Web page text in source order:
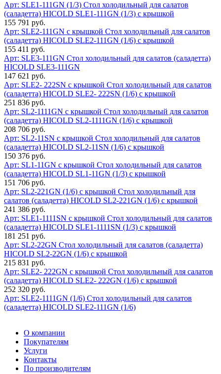
Арт: SLE1-111GN (1/3) Стол холодильный для салатов
(саладетта) HICOLD SLE1-111GN (1/3) с крышкой
155 791 руб.
Арт: SLE2-111GN с крышкой Стол холодильный для салатов
(саладетта) HICOLD SLE2-111GN (1/6) с крышкой
155 411 руб.
Арт: SLE3-111GN Стол холодильный для салатов (саладетта)
HICOLD SLE3-111GN
147 621 руб.
Арт: SLE2- 222SN с крышкой Стол холодильный для салатов
(саладетта) HICOLD SLE2- 222SN (1/6) с крышкой
251 836 руб.
Арт: SL2-1111GN с крышкой Стол холодильный для салатов
(саладетта) HICOLD SL2-1111GN (1/6) с крышкой
208 706 руб.
Арт: SL2-11SN с крышкой Стол холодильный для салатов
(саладетта) HICOLD SL2-11SN (1/6) с крышкой
150 376 руб.
Арт: SL1-11GN с крышкой Стол холодильный для салатов
(саладетта) HICOLD SL1-11GN (1/3) с крышкой
151 706 руб.
Арт: SL2-221GN (1/6) с крышкой Стол холодильный для
салатов (саладетта) HICOLD SL2-221GN (1/6) с крышкой
241 386 руб.
Арт: SLE1-1111SN с крышкой Стол холодильный для салатов
(саладетта) HICOLD SLE1-1111SN (1/3) с крышкой
181 251 руб.
Арт: SL2-22GN Стол холодильный для салатов (саладетта)
HICOLD SL2-22GN (1/6) с крышкой
215 831 руб.
Арт: SLE2- 222GN с крышкой Стол холодильный для салатов
(саладетта) HICOLD SLE2- 222GN (1/6) с крышкой
252 320 руб.
Арт: SLE2-1111GN (1/6) Стол холодильный для салатов
(саладетта) HICOLD SLE2-111GN (1/6)
О компании
Покупателям
Услуги
Контакты
По производителям